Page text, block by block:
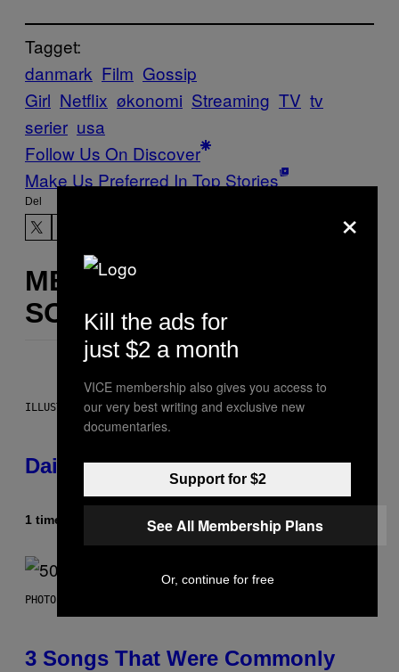
Tagget:
danmark Film Gossip
Girl Netflix økonomi Streaming TV tv
serier usa
Follow Us On Discover
Make Us Preferred In Top Stories
Del
MERE
SOM DETTE
ILLUSTRATION BY REESA.
Daily Horoscope: August 7, 2026
1 time siden Ashley Fike
PHOTO BY GREGORY BOJORQUEZ/GETTY IMAGES
3 Songs That Were Commonly
×
Kill the ads for
just $2 a month
VICE membership also gives you access to
our very best writing and exclusive new
documentaries.
Support for $2
See All Membership Plans
Or, continue for free